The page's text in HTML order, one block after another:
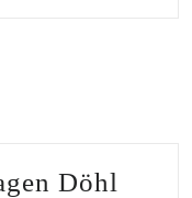
Döhl